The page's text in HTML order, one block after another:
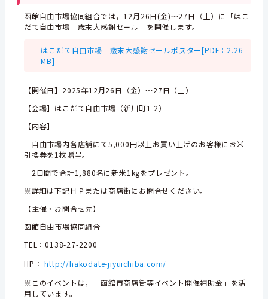
函館自由市場協同組合では，12月26日(金)～27日（土）に「はこ
だて自由市場 歳末大感謝セール」を開催します。
はこだて自由市場 歳末大感謝セールポスター[PDF：2.26
MB]
【開催日】2025年12月26日（金）～27日（土）
【会場】はこだて自由市場（新川町1-2）
【内容】
自由市場内各店舗にて5,000円以上お買い上げのお客様にお米
引換券を1枚贈呈。
2日間で合計1,880名に新米1kgをプレゼント。
※詳細は下記ＨＰまたは商店街にお問合せください。
【主催・お問合せ先】
函館自由市場協同組合
TEL：0138-27-2200
HP： http://hakodate-jiyuichiba.com/
※このイベントは，「函館市商店街等イベント開催補助金」を活
用しています。